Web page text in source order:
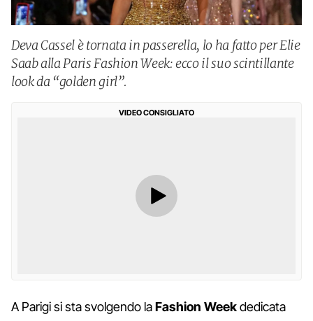
Deva Cassel è tornata in passerella, lo ha fatto per Elie
Saab alla Paris Fashion Week: ecco il suo scintillante
look da “golden girl”.
VIDEO CONSIGLIATO
A Parigi si sta svolgendo laFashion Weekdedicata